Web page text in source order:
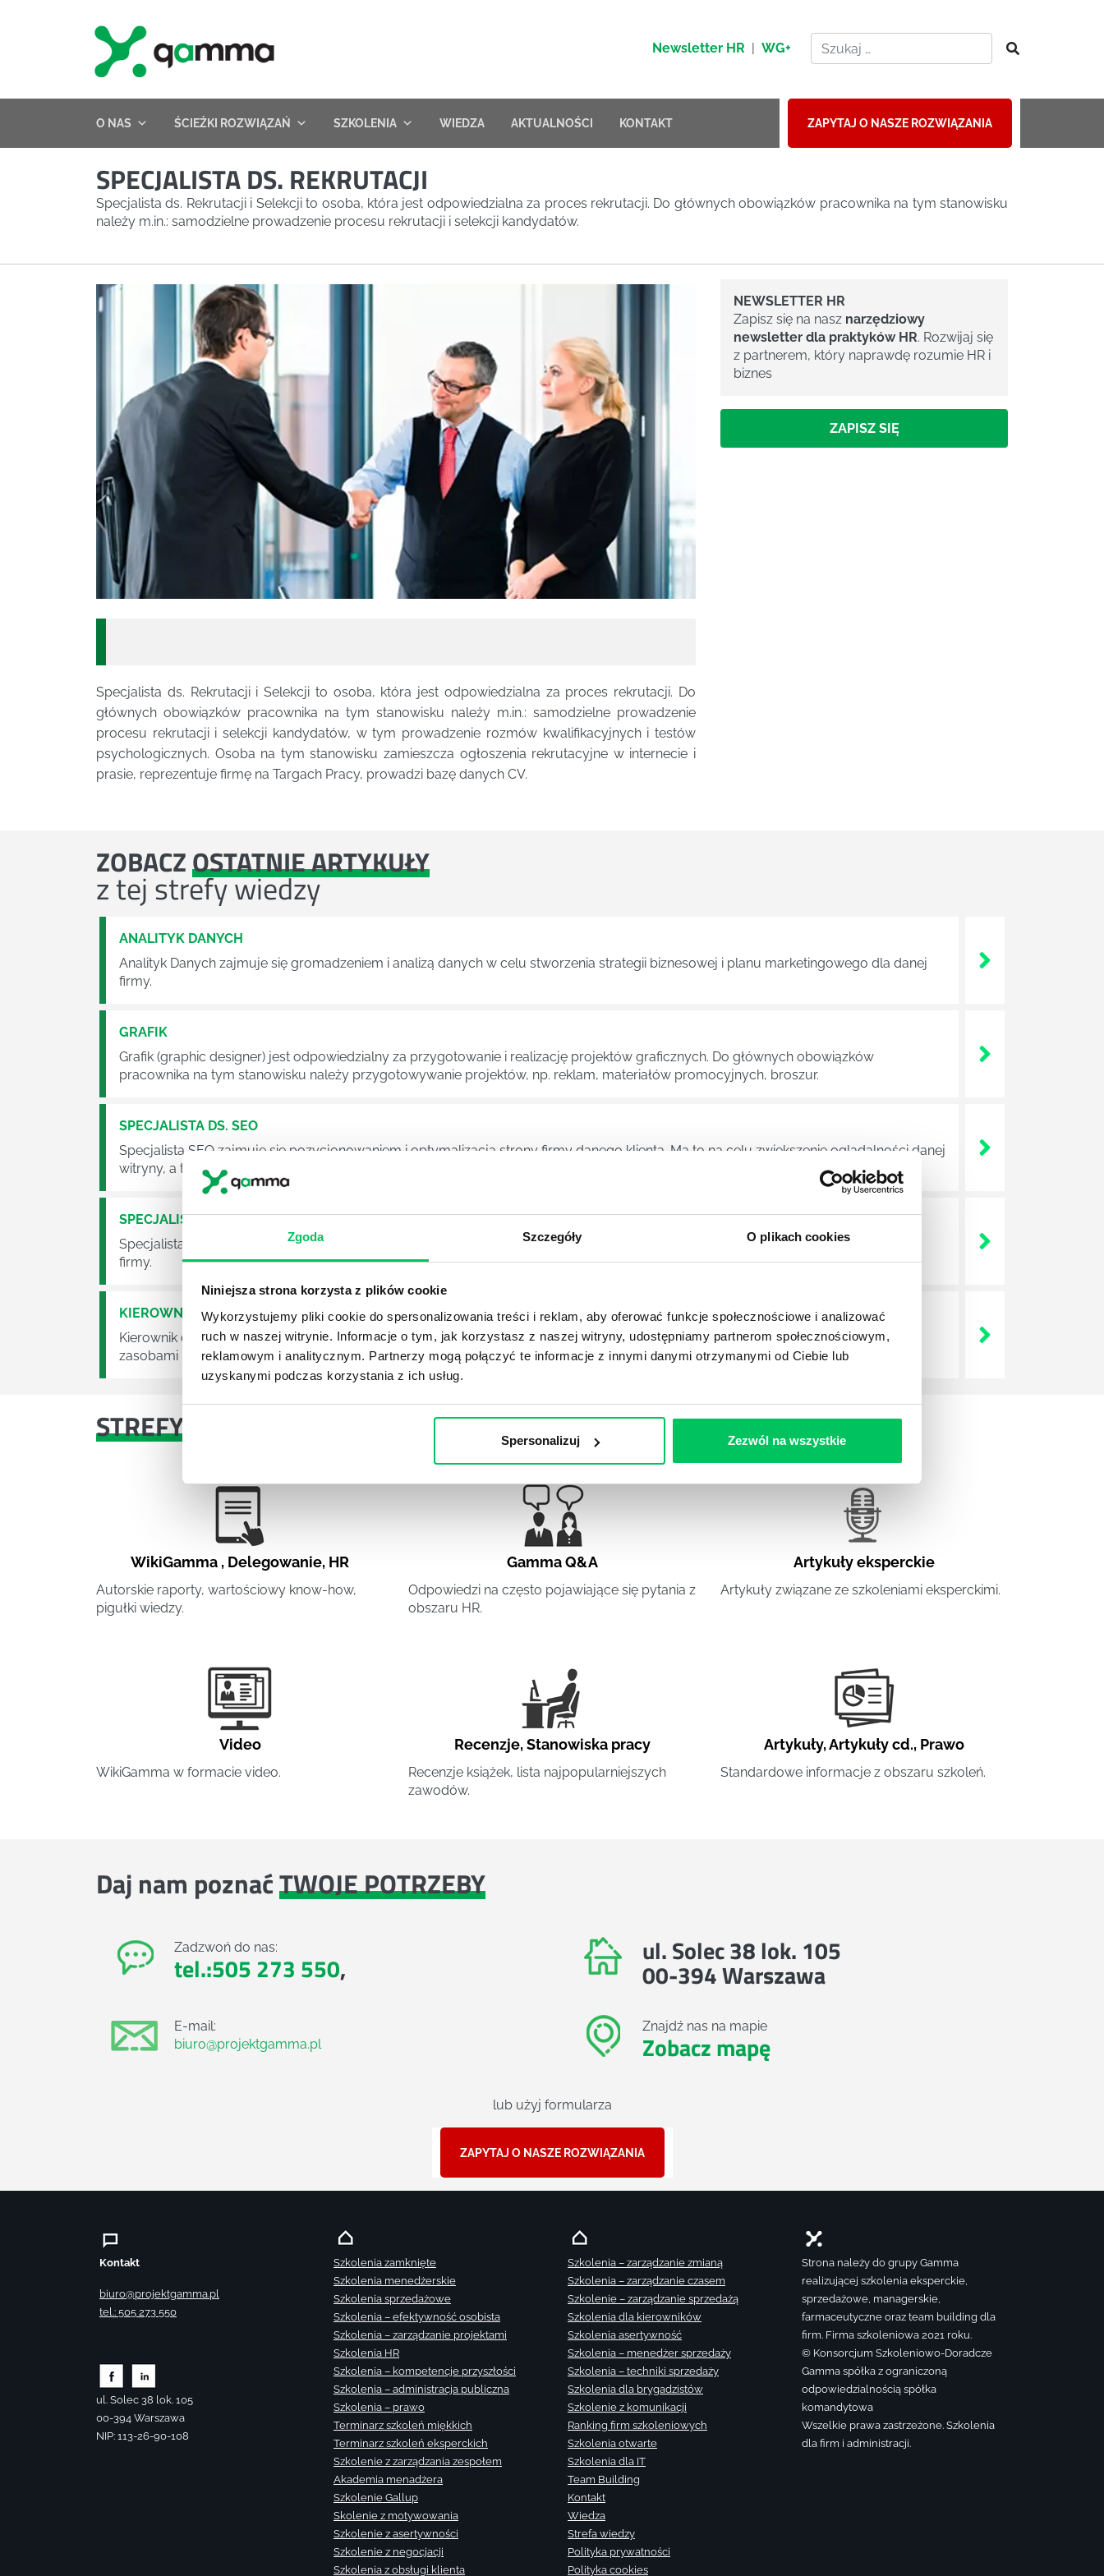
Zgoda Szczegóły O plikach cookies
Niniejsza strona korzysta z plików cookie
Wykorzystujemy pliki cookie do spersonalizowania treści i reklam, aby oferować funkcje społecznościowe i analizować
ruch w naszej witrynie. Informacje o tym, jak korzystasz z naszej witryny, udostępniamy partnerom społecznościowym,
reklamowym i analitycznym. Partnerzy mogą połączyć te informacje z innymi danymi otrzymanymi od Ciebie lub
uzyskanymi podczas korzystania z ich usług.
Spersonalizuj Zezwól na wszystkie
Newsletter HR | WG+
O NAS ŚCIEŻKI ROZWIĄZAŃ SZKOLENIA WIEDZA AKTUALNOŚCI KONTAKT ZAPYTAJ O NASZE ROZWIĄZANIA
SPECJALISTA DS. REKRUTACJI
Specjalista ds. Rekrutacji i Selekcji to osoba, która jest odpowiedzialna za proces rekrutacji. Do głównych obowiązków pracownika na tym stanowisku
należy m.in.: samodzielne prowadzenie procesu rekrutacji i selekcji kandydatów.
Specjalista ds. Rekrutacji i Selekcji to osoba, która jest odpowiedzialna za proces rekrutacji. Do
głównych obowiązków pracownika na tym stanowisku należy m.in.: samodzielne prowadzenie
procesu rekrutacji i selekcji kandydatów, w tym prowadzenie rozmów kwalifikacyjnych i testów
psychologicznych. Osoba na tym stanowisku zamieszcza ogłoszenia rekrutacyjne w internecie i
prasie, reprezentuje firmę na Targach Pracy, prowadzi bazę danych CV.
NEWSLETTER HR
Zapisz się na nasz narzędziowy
newsletter dla praktyków HR. Rozwijaj się
z partnerem, który naprawdę rozumie HR i
biznes
ZAPISZ SIĘ
ZOBACZOSTATNIE ARTYKUŁY
z tej strefy wiedzy
ANALITYK DANYCH
Analityk Danych zajmuje się gromadzeniem i analizą danych w celu stworzenia strategii biznesowej i planu marketingowego dla danej
firmy.
GRAFIK
Grafik (graphic designer) jest odpowiedzialny za przygotowanie i realizację projektów graficznych. Do głównych obowiązków
pracownika na tym stanowisku należy przygotowywanie projektów, np. reklam, materiałów promocyjnych, broszur.
SPECJALISTA DS. SEO
Specjalista SEO zajmuje się pozycjonowaniem i optymalizacją strony firmy danego klienta. Ma to na celu zwiększenie oglądalności danej
witryny, a tym samym maksymalizację zysków firmy.
SPECJALISTA DS. SEM
Specjalista SEM to osoba odpowiedzialna za działania marketingowe związane z reklamą i promowaniem witryny internetowej danej
firmy.
KIEROWNIK DS. PERSONALNYCH (HR MANAGER)
Kierownik ds. Personalnych (HR Manager) to osoba zajmująca się nadzorem, kontrolą i planowaniem wszystkich prac związanych z
zasobami ludzkimi w przedsiębiorstwie.
STREFY WIEDZY
WikiGamma , Delegowanie, HR
Autorskie raporty, wartościowy know-how,
pigułki wiedzy.
Gamma Q&A
Odpowiedzi na często pojawiające się pytania z
obszaru HR.
Artykuły eksperckie
Artykuły związane ze szkoleniami eksperckimi.
Video
WikiGamma w formacie video.
Recenzje,Stanowiska pracy
Recenzje książek, lista najpopularniejszych
zawodów.
Artykuły,Artykuły cd., Prawo
Standardowe informacje z obszaru szkoleń.
Daj nam poznaćTWOJE POTRZEBY
Zadzwoń do nas:
tel.:505 273 550,
E-mail:
biuro@projektgamma.pl
ul. Solec 38 lok. 105
00-394 Warszawa
Znajdź nas na mapie
Zobacz mapę
lub użyj formularza
ZAPYTAJ O NASZE ROZWIĄZANIA
Kontakt
biuro@projektgamma.pl
tel.: 505 273 550
ul. Solec 38 lok. 105
00-394 Warszawa
NIP: 113-26-90-108
Szkolenia zamknięte
Szkolenia menedżerskie
Szkolenia sprzedażowe
Szkolenia – efektywność osobista
Szkolenia – zarządzanie projektami
Szkolenia HR
Szkolenia – kompetencje przyszłości
Szkolenia – administracja publiczna
Szkolenia – prawo
Terminarz szkoleń miękkich
Terminarz szkoleń eksperckich
Szkolenie z zarządzania zespołem
Akademia menadżera
Szkolenie Gallup
Skolenie z motywowania
Szkolenie z asertywności
Szkolenie z negocjacji
Szkolenia z obsługi klienta
Szkolenia – zarządzanie zmianą
Szkolenia – zarządzanie czasem
Szkolenie – zarządzanie sprzedażą
Szkolenia dla kierowników
Szkolenia asertywność
Szkolenia – menedżer sprzedaży
Szkolenia – techniki sprzedaży
Szkolenia dla brygadzistów
Szkolenie z komunikacji
Ranking firm szkoleniowych
Szkolenia otwarte
Szkolenia dla IT
Team Building
Kontakt
Wiedza
Strefa wiedzy
Polityka prywatności
Polityka cookies
Strona należy do grupy Gamma
realizującej szkolenia eksperckie,
sprzedażowe, managerskie,
farmaceutyczne oraz team building dla
firm. Firma szkoleniowa 2021 roku.
© Konsorcjum Szkoleniowo-Doradcze
Gamma spółka z ograniczoną
odpowiedzialnością spółka
komandytowa
Wszelkie prawa zastrzeżone. Szkolenia
dla firm i administracji.